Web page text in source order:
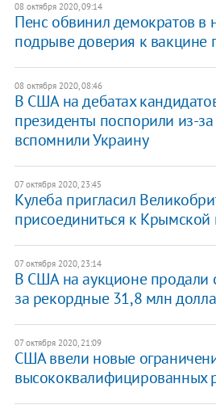
08 октября 2020, 09:14
Пенс обвинил демократов в
подрыве доверия к вакцине
08 октября 2020, 08:46
В США на дебатах
президенты поспорили из-
вспомнили Украину
07 октября 2020, 23:45
Кулеба пригласил
присоединиться к
07 октября 2020, 23:14
В США на аукционе продали
за рекордные 31,8 млн
07 октября 2020, 21:09
США ввели новые
высококвалифицированных